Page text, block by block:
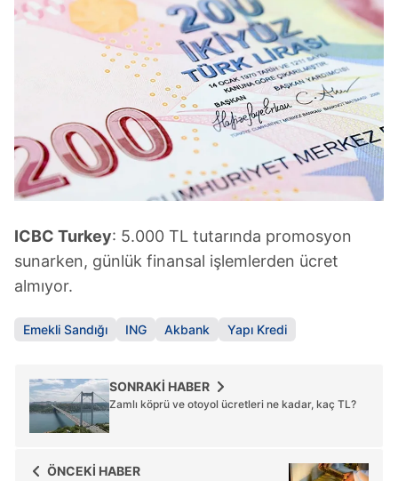
ICBC Turkey: 5.000 TL tutarında promosyon
sunarken, günlük finansal işlemlerden ücret
almıyor.
Emekli Sandığı ING Akbank Yapı Kredi
SONRAKİ HABER
Zamlı köprü ve otoyol ücretleri ne kadar, kaç TL?
ÖNCEKİ HABER